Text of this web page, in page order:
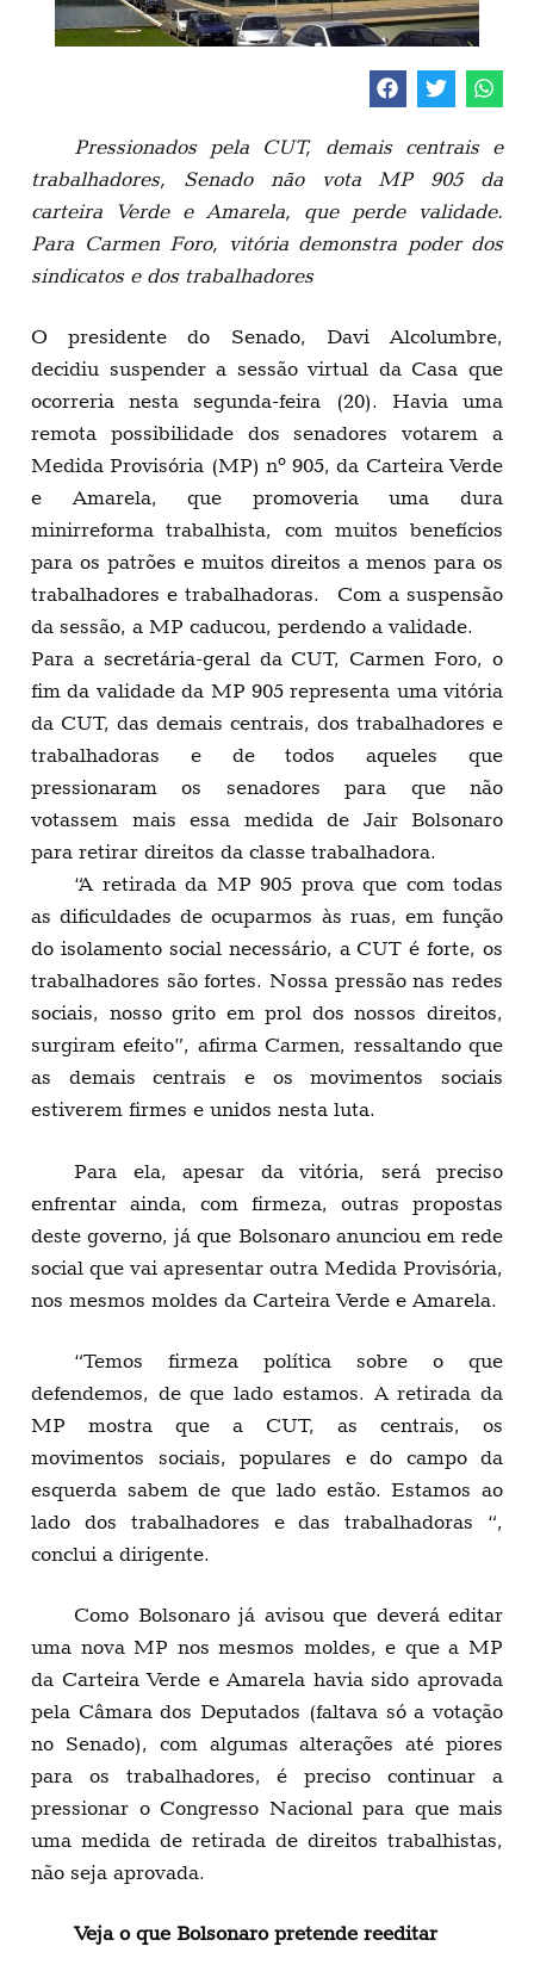
Pressionados pela CUT, demais centrais e
trabalhadores, Senado não vota MP 905 da
carteira Verde e Amarela, que perde validade.
Para Carmen Foro, vitória demonstra poder dos
sindicatos e dos trabalhadores
O presidente do Senado, Davi Alcolumbre,
decidiu suspender a sessão virtual da Casa que
ocorreria nesta segunda-feira (20). Havia uma
remota possibilidade dos senadores votarem a
Medida Provisória (MP) nº 905, da Carteira Verde
e Amarela, que promoveria uma dura
minirreforma trabalhista, com muitos benefícios
para os patrões e muitos direitos a menos para os
trabalhadores e trabalhadoras. Com a suspensão
da sessão, a MP caducou, perdendo a validade.
Para a secretária-geral da CUT, Carmen Foro, o
fim da validade da MP 905 representa uma vitória
da CUT, das demais centrais, dos trabalhadores e
trabalhadoras e de todos aqueles que
pressionaram os senadores para que não
votassem mais essa medida de Jair Bolsonaro
para retirar direitos da classe trabalhadora.
“A retirada da MP 905 prova que com todas
as dificuldades de ocuparmos às ruas, em função
do isolamento social necessário, a CUT é forte, os
trabalhadores são fortes. Nossa pressão nas redes
sociais, nosso grito em prol dos nossos direitos,
surgiram efeito”, afirma Carmen, ressaltando que
as demais centrais e os movimentos sociais
estiverem firmes e unidos nesta luta.
Para ela, apesar da vitória, será preciso
enfrentar ainda, com firmeza, outras propostas
deste governo, já que Bolsonaro anunciou em rede
social que vai apresentar outra Medida Provisória,
nos mesmos moldes da Carteira Verde e Amarela.
“Temos firmeza política sobre o que
defendemos, de que lado estamos. A retirada da
MP mostra que a CUT, as centrais, os
movimentos sociais, populares e do campo da
esquerda sabem de que lado estão. Estamos ao
lado dos trabalhadores e das trabalhadoras “,
conclui a dirigente.
Como Bolsonaro já avisou que deverá editar
uma nova MP nos mesmos moldes, e que a MP
da Carteira Verde e Amarela havia sido aprovada
pela Câmara dos Deputados (faltava só a votação
no Senado), com algumas alterações até piores
para os trabalhadores, é preciso continuar a
pressionar o Congresso Nacional para que mais
uma medida de retirada de direitos trabalhistas,
não seja aprovada.
Veja o que Bolsonaro pretende reeditar